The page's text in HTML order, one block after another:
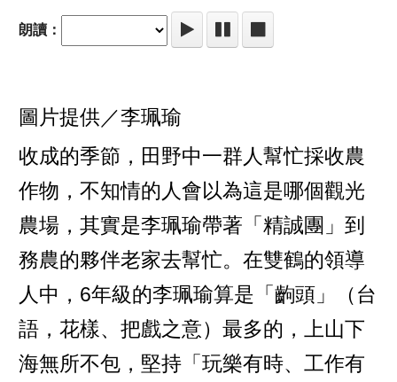
朗讀：
圖片提供／李珮瑜
收成的季節，田野中一群人幫忙採收農
作物，不知情的人會以為這是哪個觀光
農場，其實是李珮瑜帶著「精誠團」到
務農的夥伴老家去幫忙。在雙鶴的領導
人中，6年級的李珮瑜算是「齣頭」（台
語，花樣、把戲之意）最多的，上山下
海無所不包，堅持「玩樂有時、工作有